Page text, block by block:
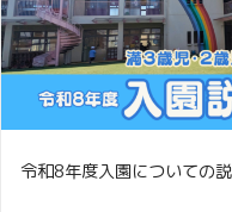
令和8年度入園についての